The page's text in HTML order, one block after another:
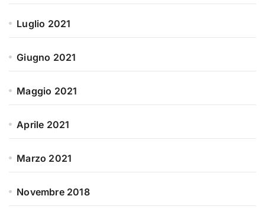
Luglio 2021
Giugno 2021
Maggio 2021
Aprile 2021
Marzo 2021
Novembre 2018